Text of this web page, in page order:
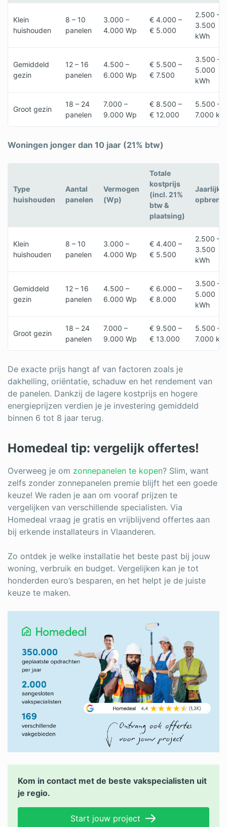
Klein
huishouden
8 – 10
panelen
3.000 –
4.000 Wp
€ 4.000 –
€ 5.000
2.500 –
3.500
kWh
Gemiddeld
gezin
12 – 16
panelen
4.500 –
6.000 Wp
€ 5.500 –
€ 7.500
3.500 –
5.000
kWh
Groot gezin
18 – 24
panelen
7.000 –
9.000 Wp
€ 8.500 –
€ 12.000
5.500 –
7.000
Woningen jonger dan 10 jaar (21% btw)
Type
huishouden
Aantal
panelen
Vermogen
(Wp)
Totale
kostprijs
(incl. 21%
btw &
plaatsing)
Klein
huishouden
8 – 10
panelen
3.000 –
4.000 Wp
€ 4.400 –
€ 5.500
2.500 –
3.500
kWh
Gemiddeld
gezin
12 – 16
panelen
4.500 –
6.000 Wp
€ 6.000 –
€ 8.000
3.500 –
5.000
kWh
Groot gezin
18 – 24
panelen
7.000 –
9.000 Wp
€ 9.500 –
€ 13.000
5.500 –
7.000
De exacte prijs hangt af van factoren zoals je
dakhelling, oriëntatie, schaduw en het rendement van
de panelen. Dankzij de lagere kostprijs en hogere
energieprijzen verdien je je investering gemiddeld
binnen 6 tot 8 jaar terug.
Homedeal tip: vergelijk offertes!
Overweeg je om zonnepanelen te kopen? Slim, want
zelfs zonder zonnepanelen premie blijft het een goede
keuze! We raden je aan om vooraf prijzen te
vergelijken van verschillende specialisten. Via
Homedeal vraag je gratis en vrijblijvend offertes aan
bij erkende installateurs in Vlaanderen.
Zo ontdek je welke installatie het beste past bij jouw
woning, verbruik en budget. Vergelijken kan je tot
honderden euro’s besparen, en het helpt je de juiste
keuze te maken.
Kom in contact met de beste vakspecialisten uit
je regio.
Start jouw project